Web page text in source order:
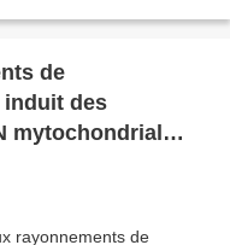
de
induit des
mytochondrial